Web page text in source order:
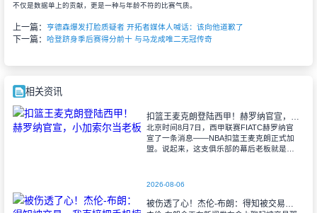
不仅是数据单上的贡献，更是一种与年龄不符的比赛气质。
上一篇： 亨德森爆发打脸质疑者 开拓者媒体人喊话：该向他道歉了
下一篇： 哈登跻身季后赛得分前十 与马龙成唯二无冠传奇
相关资讯
扣篮王麦克朗登陆西甲！赫罗纳官宣，小加索尔当老板
北京时间8月7日，西甲联赛FIATC赫罗纳官
宣了一条消息——NBA扣篮王麦克朗正式加
盟。说起来，这支俱乐部的幕后老板就是前
2026-08-06